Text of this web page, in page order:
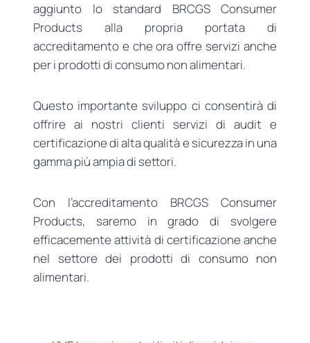
aggiunto lo standard BRCGS Consumer
Products alla propria portata di
accreditamento e che ora offre servizi anche
per i prodotti di consumo non alimentari.
Questo importante sviluppo ci consentirà di
offrire ai nostri clienti servizi di audit e
certificazione di alta qualità e sicurezza in una
gamma più ampia di settori.
Con l’accreditamento BRCGS Consumer
Products, saremo in grado di svolgere
efficacemente attività di certificazione anche
nel settore dei prodotti di consumo non
alimentari.